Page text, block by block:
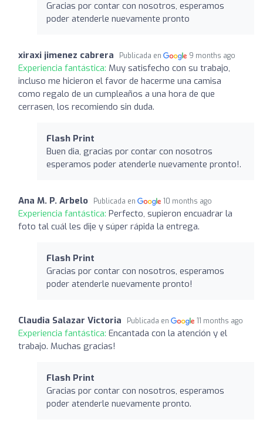
Gracias por contar con nosotros, esperamos
poder atenderle nuevamente pronto
xiraxi jimenez cabrera Publicada en 9 months ago
Experiencia fantástica: Muy satisfecho con su trabajo,
incluso me hicieron el favor de hacerme una camisa
como regalo de un cumpleaños a una hora de que
cerrasen, los recomiendo sin duda.
Flash Print
Buen dia, gracias por contar con nosotros
esperamos poder atenderle nuevamente pronto!.
Ana M. P. Arbelo Publicada en 10 months ago
Experiencia fantástica: Perfecto, supieron encuadrar la
foto tal cuál les dije y súper rápida la entrega.
Flash Print
Gracias por contar con nosotros, esperamos
poder atenderle nuevamente pronto!
Claudia Salazar Victoria Publicada en 11 months ago
Experiencia fantástica: Encantada con la atención y el
trabajo. Muchas gracias!
Flash Print
Gracias por contar con nosotros, esperamos
poder atenderle nuevamente pronto.